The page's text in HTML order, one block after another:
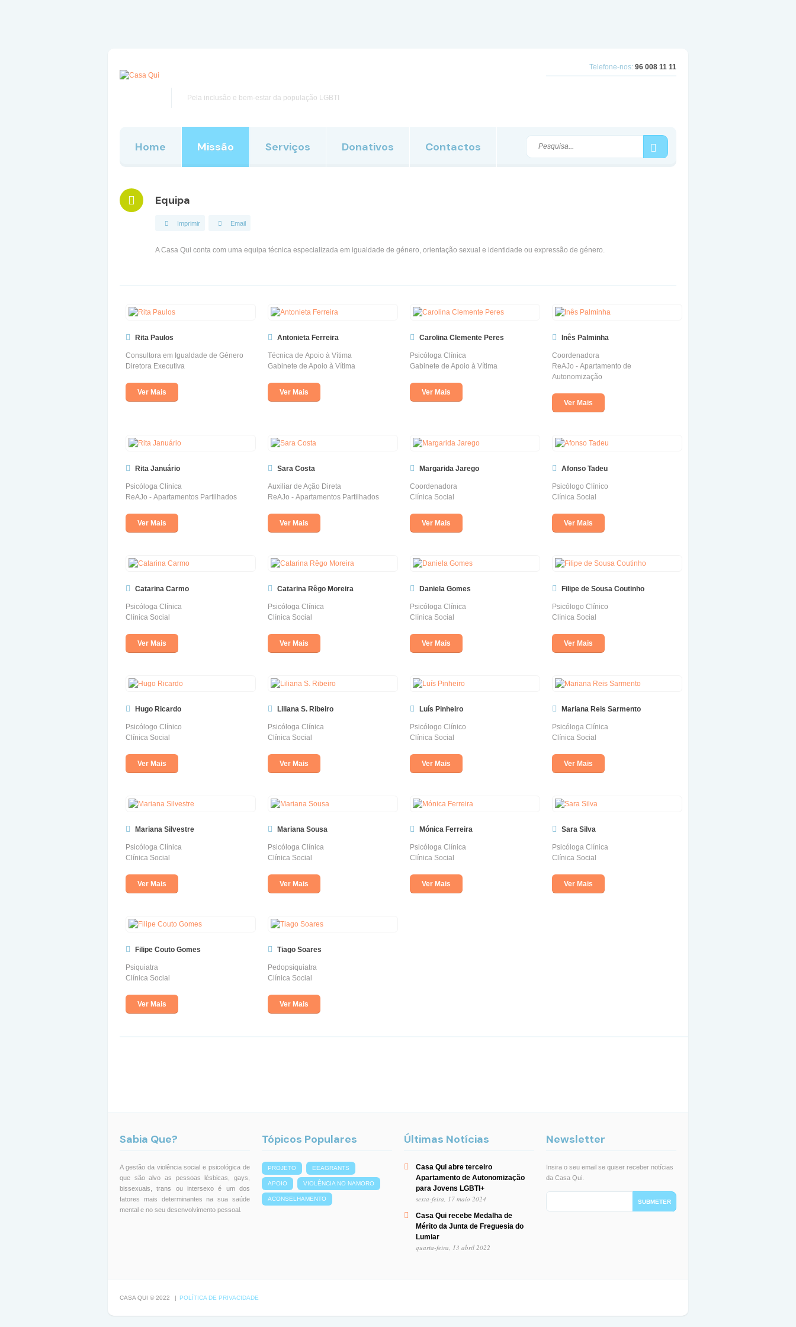
Pela inclusão e bem-estar da população LGBTI
Telefone-nos: 96 008 11 11
Home Missão Serviços Donativos Contactos
Equipa
Imprimir Email
A Casa Qui conta com uma equipa técnica especializada em igualdade de género, orientação sexual e identidade ou expressão de género.
Rita Paulos
Consultora em Igualdade de Género
Diretora Executiva
Ver Mais
Antonieta Ferreira
Técnica de Apoio à Vítima
Gabinete de Apoio à Vítima
Ver Mais
Carolina Clemente Peres
Psicóloga Clínica
Gabinete de Apoio à Vítima
Ver Mais
Inês Palminha
Coordenadora
ReAJo - Apartamento de
Autonomização
Ver Mais
Rita Januário
Psicóloga Clínica
ReAJo - Apartamentos Partilhados
Ver Mais
Sara Costa
Auxiliar de Ação Direta
ReAJo - Apartamentos Partilhados
Ver Mais
Margarida Jarego
Coordenadora
Clínica Social
Ver Mais
Afonso Tadeu
Psicólogo Clínico
Clínica Social
Ver Mais
Catarina Carmo
Psicóloga Clínica
Clínica Social
Ver Mais
Catarina Rêgo Moreira
Psicóloga Clínica
Clínica Social
Ver Mais
Daniela Gomes
Psicóloga Clínica
Clínica Social
Ver Mais
Filipe de Sousa Coutinho
Psicólogo Clínico
Clínica Social
Ver Mais
Hugo Ricardo
Psicólogo Clínico
Clínica Social
Ver Mais
Liliana S. Ribeiro
Psicóloga Clínica
Clínica Social
Ver Mais
Luís Pinheiro
Psicólogo Clínico
Clínica Social
Ver Mais
Mariana Reis Sarmento
Psicóloga Clínica
Clínica Social
Ver Mais
Mariana Silvestre
Psicóloga Clínica
Clínica Social
Ver Mais
Mariana Sousa
Psicóloga Clínica
Clínica Social
Ver Mais
Mónica Ferreira
Psicóloga Clínica
Clínica Social
Ver Mais
Sara Silva
Psicóloga Clínica
Clínica Social
Ver Mais
Filipe Couto Gomes
Psiquiatra
Clínica Social
Ver Mais
Tiago Soares
Pedopsiquiatra
Clínica Social
Ver Mais
Sabia Que?
A gestão da violência social e psicológica de
que são alvo as pessoas lésbicas, gays,
bissexuais, trans ou intersexo é um dos
fatores mais determinantes na sua saúde
mental e no seu desenvolvimento pessoal.
Tópicos Populares
PROJETO EEAGRANTS
APOIO VIOLÊNCIA NO NAMORO
ACONSELHAMENTO
Últimas Notícias
Casa Qui abre terceiro
Apartamento de Autonomização
para Jovens LGBTI+
sexta-feira, 17 maio 2024
Casa Qui recebe Medalha de
Mérito da Junta de Freguesia do
Lumiar
quarta-feira, 13 abril 2022
Newsletter
Insira o seu email se quiser receber notícias
da Casa Qui.
CASA QUI © 2022 | POLÍTICA DE PRIVACIDADE